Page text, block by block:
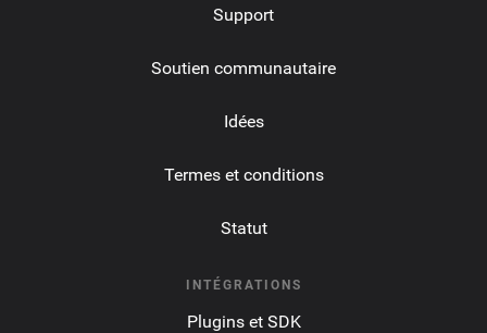
Support
Soutien communautaire
Idées
Termes et conditions
Statut
INTÉGRATIONS
Plugins et SDK